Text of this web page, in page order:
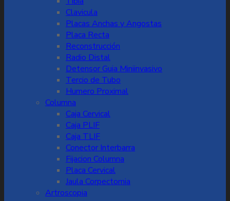
Clavicula
Placas Anchas y Angostas
Placa Recta
Reconstrucción
Radio Distal
Detensor Guia Miniinvasivo
Tercio de Tubo
Humero Proximal
Columna
Caja Cervical
Caja PLIF
Caja TLIF
Conector Interbarra
Fijacion Columna
Placa Cervical
Jaula Corpectomia
Artroscopia